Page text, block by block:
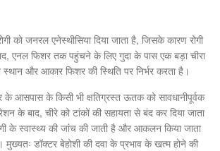
को जनरल एनेस्थीसिया दिया जाता है, जिसके कारण रोगी
एनल फिशर तक पहुंचने के लिए गुदा के पास एक बड़ा चीरा
स्थान और आकार फिशर की स्थिति पर निर्भर करता है।
आसपास के किसी भी क्षतिग्रस्त ऊतक को सावधानीपूर्वक
के बाद, चीरे को टांकों की सहायता से बंद कर दिया जाता
के स्वास्थ्य की जांच की जाती है और आकलन किया जाता
मुख्यतः डॉक्टर बेहोशी की दवा के प्रभाव के खत्म होने की